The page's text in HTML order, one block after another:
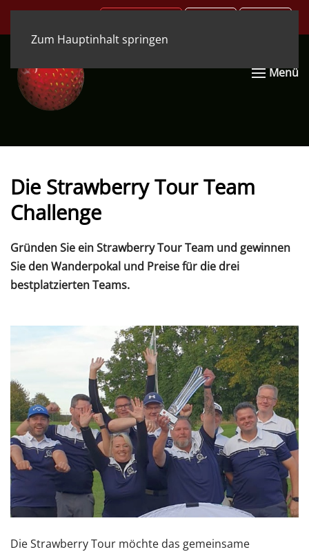
Zum Hauptinhalt springen
Menü
Die Strawberry Tour Team
Challenge
Gründen Sie ein Strawberry Tour Team und gewinnen
Sie den Wanderpokal und Preise für die drei
bestplatzierten Teams.
Die Strawberry Tour möchte das gemeinsame